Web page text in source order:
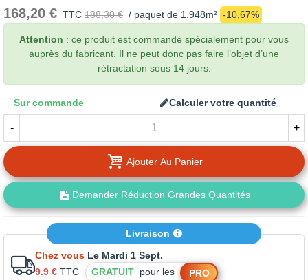
168,20 € TTC 188,30 € / paquet de 1.948m² -10,67%
Attention : ce produit est commandé spécialement pour vous
auprès du fabricant. Il ne peut donc pas faire l’objet d’une
rétractation sous 14 jours.
Sur commande Calculer votre quantité
- +
Ajouter Au Panier
Demander Réduction Grandes Quantités
Livraison
Chez vous Le Mardi 1 Sept.
9.9 € TTC GRATUIT pour les PRO